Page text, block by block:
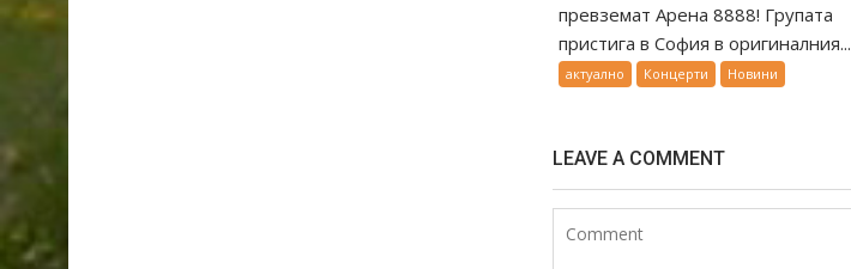
превземат Арена 8888! Групата
пристига в София в оригиналния...
актуално Концерти Новини
LEAVE A COMMENT